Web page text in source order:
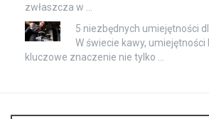
zwłaszcza w …
5 niezbędnych umiejętności
W świecie kawy,
kluczowe znaczenie nie tylko …